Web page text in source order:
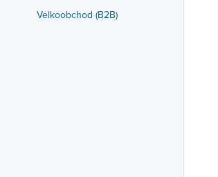
Velkoobchod (B2B)